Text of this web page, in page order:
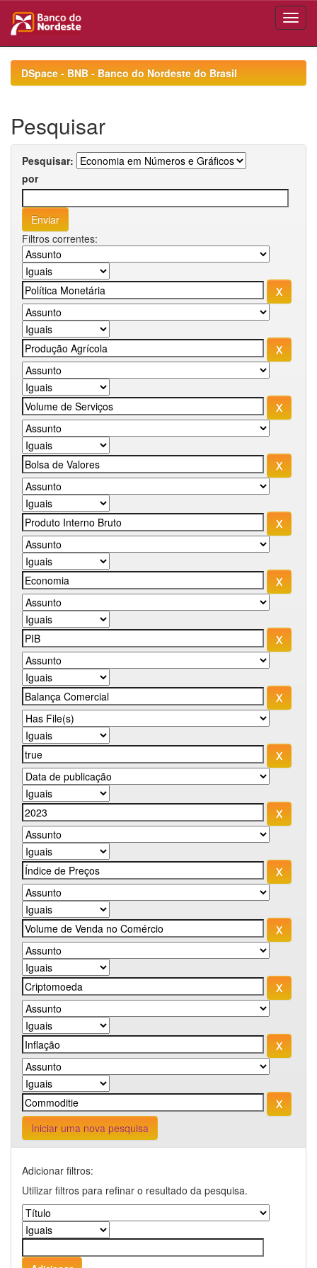
navigationDSpace - BNB - Banco do Nordeste do Brasil
Pesquisar
Pesquisar:
por
Filtros correntes:
Iniciar uma nova pesquisa
Adicionar filtros:
Utilizar filtros para refinar o resultado da pesquisa.